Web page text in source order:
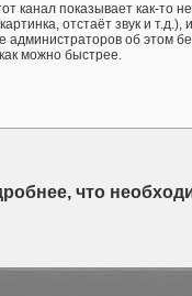
канал показывает как-то
отстаёт звук и
администраторов об этом
можно быстрее.
что